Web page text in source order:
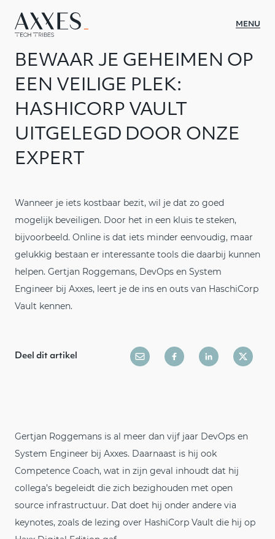
MENU
WAT WE DOEN
SECTOREN
CASES
CULTUUR
CONTACT
JOBS
BEWAAR JE GEHEIMEN OP
EEN VEILIGE PLEK:
HASHICORP VAULT
UITGELEGD DOOR ONZE
EXPERT
Wanneer je iets kostbaar bezit, wil je dat zo goed
mogelijk beveiligen. Door het in een kluis te steken,
bijvoorbeeld. Online is dat iets minder eenvoudig, maar
gelukkig bestaan er interessante tools die daarbij kunnen
helpen. Gertjan Roggemans, DevOps en System
Engineer bij Axxes, leert je de ins en outs van HaschiCorp
Vault kennen.
Deel dit artikel
Gertjan Roggemans is al meer dan vijf jaar DevOps en
System Engineer bij Axxes. Daarnaast is hij ook
Competence Coach, wat in zijn geval inhoudt dat hij
collega’s begeleidt die zich bezighouden met open
source infrastructuur. Dat doet hij onder andere via
keynotes, zoals de lezing over HashiCorp Vault die hij op